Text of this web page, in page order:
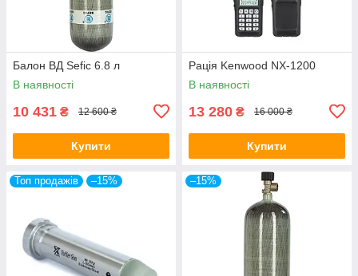
Балон ВД Sefic 6.8 л
В наявності
10 431 ₴ 12 600 ₴
Купити
Рація Kenwood NX-1200
В наявності
13 280 ₴ 16 000 ₴
Купити
Топ продажів –15% –15%